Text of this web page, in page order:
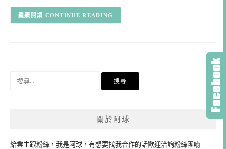
CONTINUE READING
關於阿球
給業主跟粉絲，我是阿球，有想要找我合作的話歡迎洽詢粉絲團唷